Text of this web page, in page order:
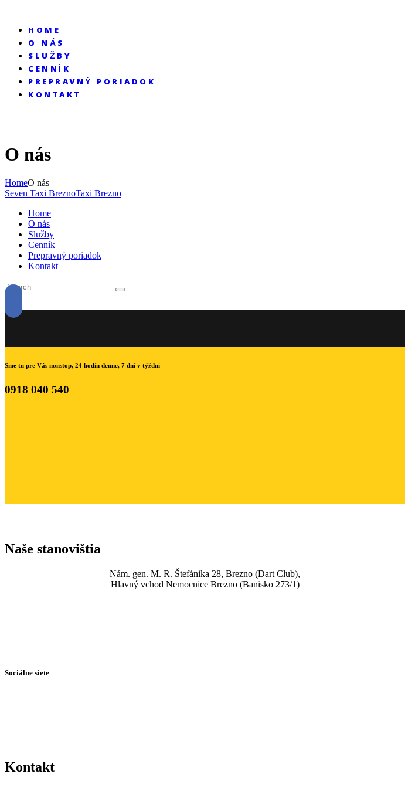
HOME
O NÁS
SLUŽBY
CENNÍK
PREPRAVNÝ PORIADOK
KONTAKT
O nás
HomeO nás
Seven Taxi BreznoTaxi Brezno
Home
O nás
Služby
Cenník
Prepravný poriadok
Kontakt
Sme tu pre Vás nonstop, 24 hodín denne, 7 dní v týždni
0918 040 540
Naše stanovištia
Nám. gen. M. R. Štefánika 28, Brezno (Dart Club),
Hlavný vchod Nemocnice Brezno (Banisko 273/1)
Sociálne siete
Kontakt